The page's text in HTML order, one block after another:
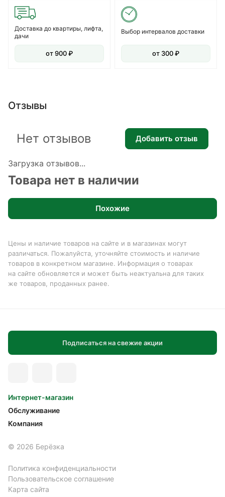
Доставка до квартиры, лифта,
дачи
от 900 ₽
Выбор интервалов доставки
от 300 ₽
Отзывы
Загрузка отзывов...
Нет отзывов Добавить отзыв
Товара нет в наличии
Похожие
Цены и наличие товаров на сайте и в магазинах могут
различаться. Пожалуйста, уточняйте стоимость и наличие
товаров в конкретном магазине. Информация о товарах
на сайте обновляется и может быть неактуальна для таких
же товаров, проданных ранее.
Подписаться на свежие акции
Интернет-магазин
Обслуживание
Компания
© 2026 Берёзка
Политика конфиденциальности
Пользовательское соглашение
Карта сайта